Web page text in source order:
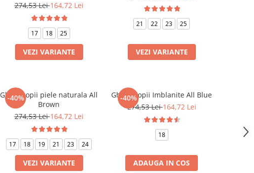
274,53 Lei164,72 Lei
17 18 25
VEZI VARIANTE
21 22 23 25
VEZI VARIANTE
-40%
Ghete copii piele naturala All
Brown
274,53 Lei164,72 Lei
17 18 19 21 23 24
VEZI VARIANTE
-40%
Ghete Copii Imblanite All Blue
274,53 Lei164,72 Lei
18
ADAUGA IN COS